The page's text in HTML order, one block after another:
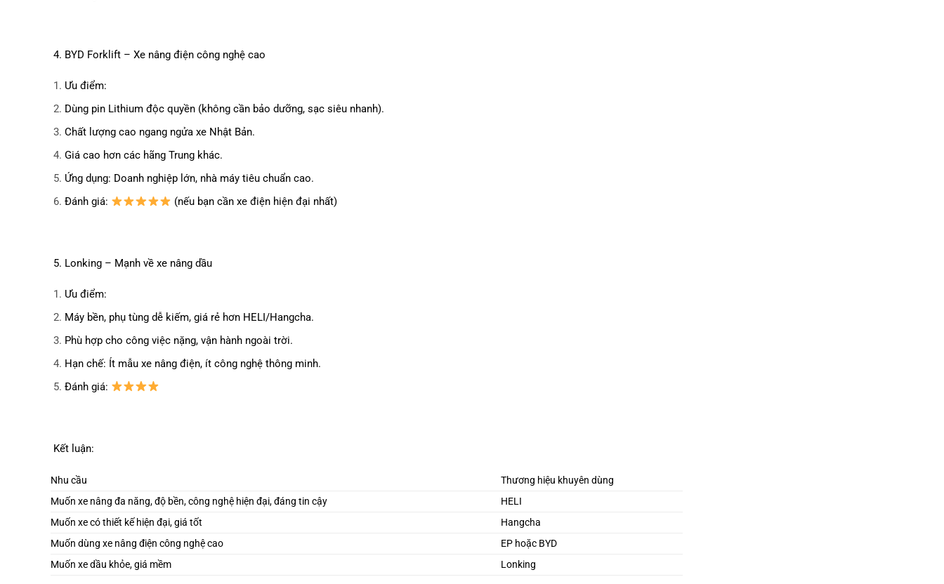
4. BYD Forklift – Xe nâng điện công nghệ cao
Ưu điểm:
Dùng pin Lithium độc quyền (không cần bảo dưỡng, sạc siêu nhanh).
Chất lượng cao ngang ngửa xe Nhật Bản.
Giá cao hơn các hãng Trung khác.
Ứng dụng: Doanh nghiệp lớn, nhà máy tiêu chuẩn cao.
Đánh giá:
(nếu bạn cần xe điện hiện đại nhất)
5. Lonking – Mạnh về xe nâng dầu
Ưu điểm:
Máy bền, phụ tùng dễ kiếm, giá rẻ hơn HELI/Hangcha.
Phù hợp cho công việc nặng, vận hành ngoài trời.
Hạn chế: Ít mẫu xe nâng điện, ít công nghệ thông minh.
Đánh giá:
Kết luận:
Nhu cầu
Thương hiệu khuyên dùng
Muốn xe nâng đa năng, độ bền, công nghệ hiện đại, đáng tin cậy
HELI
Muốn xe có thiết kế hiện đại, giá tốt
Hangcha
Muốn dùng xe nâng điện công nghệ cao
EP hoặc BYD
Muốn xe dầu khỏe, giá mềm
Lonking